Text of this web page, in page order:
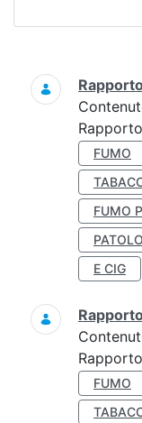
Ricerca
FUMO
FUMO
E CIG
FUMO